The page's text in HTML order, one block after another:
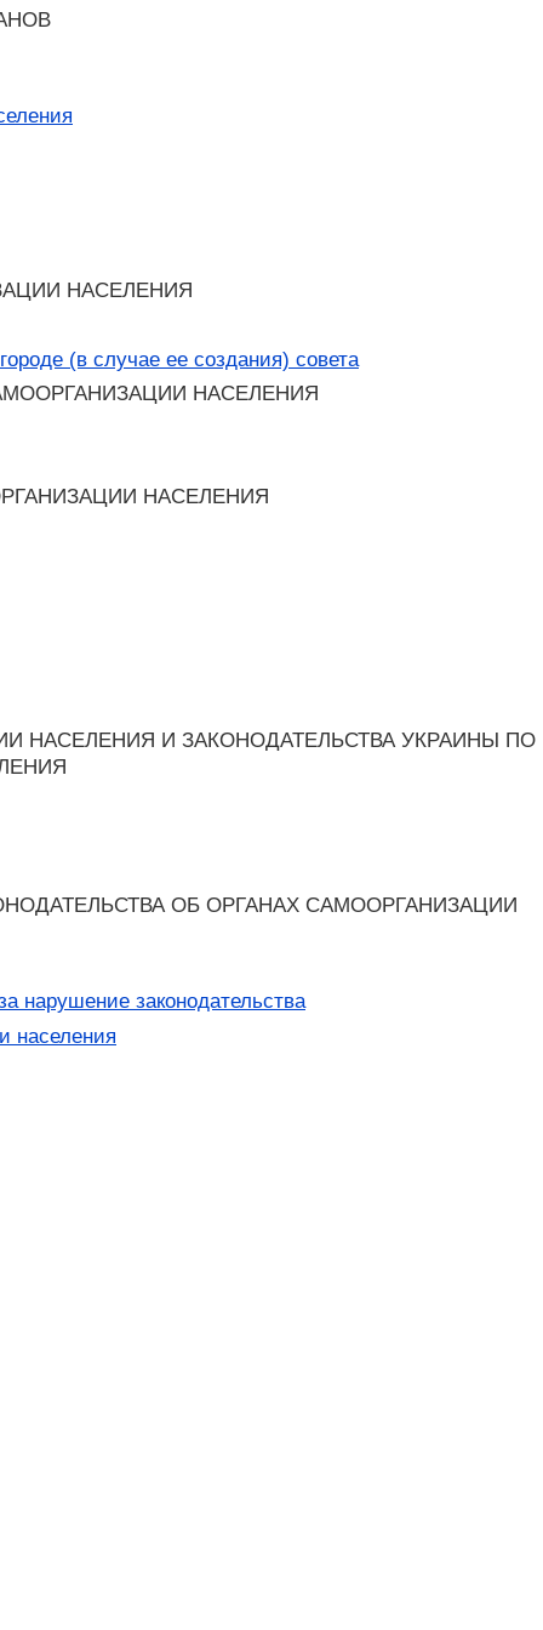
НАСЕЛЕНИЯ
(в случае ее создания) совета
НАСЕЛЕНИЯ
НАСЕЛЕНИЯ
НАСЕЛЕНИЯ И ЗАКОНОДАТЕЛЬСТВА УКРАИНЫ ПО
ОБ ОРГАНАХ САМООРГАНИЗАЦИИ
нарушение законодательства
населения